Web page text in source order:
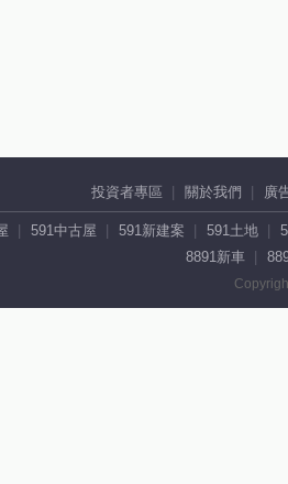
投資者專區 關於我們 廣
591中古屋 591新建案 591土地
8891新車